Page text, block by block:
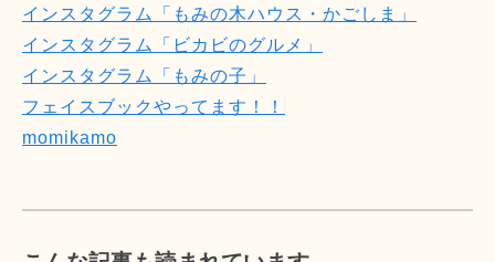
インスタグラム「もみの木ハウス・かごしま」
インスタグラム「ビカビのグルメ」
インスタグラム「もみの子」
フェイスブックやってます！！
momikamo